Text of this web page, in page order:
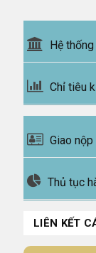
Hệ
Chỉ tiêu
Giao
Thủ tục
LIÊN KẾT